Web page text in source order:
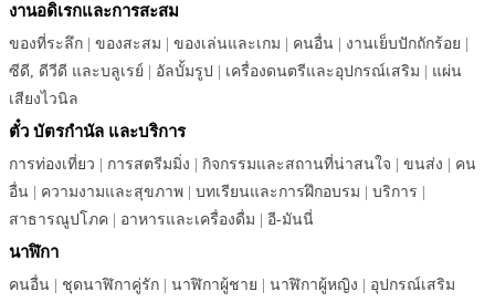
งานอดิเรกและการสะสม
ของที่ระลึก | ของสะสม | ของเล่นและเกม | คนอื่น | งานเย็บปักถักร้อย |
ซีดี, ดีวีดี และบลูเรย์ | อัลบั้มรูป | เครื่องดนตรีและอุปกรณ์เสริม | แผ่น
เสียงไวนิล
ตั๋ว บัตรกำนัล และบริการ
การท่องเที่ยว | การสตรีมมิ่ง | กิจกรรมและสถานที่น่าสนใจ | ขนส่ง | คน
อื่น | ความงามและสุขภาพ | บทเรียนและการฝึกอบรม | บริการ |
สาธารณูปโภค | อาหารและเครื่องดื่ม | อี-มันนี่
นาฬิกา
คนอื่น | ชุดนาฬิกาคู่รัก | นาฬิกาผู้ชาย | นาฬิกาผู้หญิง | อุปกรณ์เสริม